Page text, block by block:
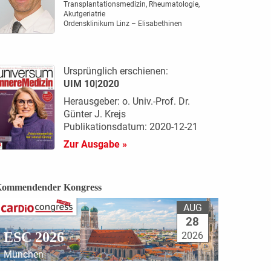
Transplantationsmedizin, Rheumatologie,
Akutgeriatrie
Ordensklinikum Linz – Elisabethinen
Ursprünglich erschienen:
UIM 10|2020
Herausgeber: o. Univ.-Prof. Dr.
Günter J. Krejs
Publikationsdatum: 2020-12-21
Zur Ausgabe »
Kongress
ESC 2026
München
AUG
28
2026